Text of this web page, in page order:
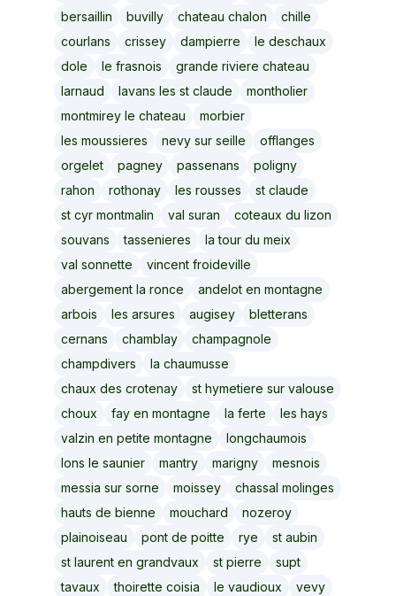
bersaillin
buvilly chateau chalon
chille
courlans
crissey dampierre
le deschaux
dole
le frasnois
grande riviere chateau
larnaud
lavans les st claude
montholier
montmirey le chateau
morbier
les moussieres
nevy sur seille
offlanges
orgelet
pagney passenans
poligny
rahon
rothonay les rousses
st claude
st cyr montmalin
val suran
coteaux du lizon
souvans
tassenieres
la tour du meix
val sonnette
vincent froideville
abergement la ronce
andelot en montagne
arbois
les arsures augisey
bletterans
cernans
chamblay
champagnole
champdivers
la chaumusse
chaux des crotenay
st hymetiere sur valouse
choux
fay en montagne la ferte
les hays
valzin en petite montagne
longchaumois
lons le saunier
mantry marigny
mesnois
messia sur sorne
moissey
chassal molinges
hauts de bienne
mouchard
nozeroy
plainoiseau
pont de poitte rye
st aubin
st laurent en grandvaux
st pierre
supt
tavaux
thoirette coisia le vaudioux vevy